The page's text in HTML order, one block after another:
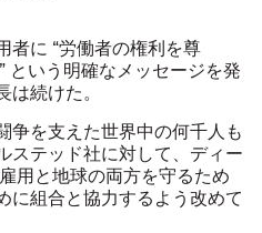
に “労働者の権利を尊
という明確なメッセージを発
続けた。
を支えた世界中の何千人も
ステッド社に対して、ディー
用と地球の両方を守るため
に組合と協力するよう改めて